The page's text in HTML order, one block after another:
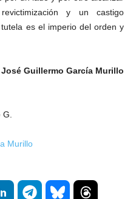
y un castigo
es el imperio del orden y
José Guillermo García Murillo
Murillo